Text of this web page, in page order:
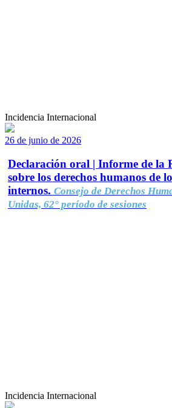
Incidencia Internacional
26 de junio de 2026
Declaración oral | Informe de la
sobre los derechos humanos de
internos. Consejo de Derechos
Unidas, 62° período de sesiones
Incidencia Internacional